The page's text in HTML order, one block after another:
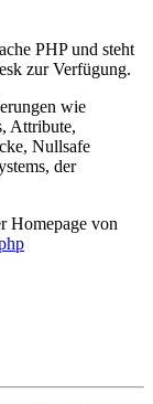
PHP und steht
zur Verfügung.
wie
Attribute,
Nullsafe
der
Homepage von